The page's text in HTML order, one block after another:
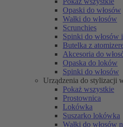
Opaski do włosów
Wałki do włosów
Scrunchies
Spinki do włosów
Butelka z
Akcesoria do
Opaska do loków
Spinki do włosów
Urządzenia do stylizacji
Pokaż wszystkie
Prostownica
Lokówka
Suszarko lokówka
Wałki do włosów